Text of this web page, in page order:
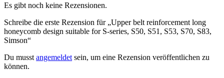
Es gibt noch keine Rezensionen.
Schreibe die erste Rezension für „Upper belt reinforcement long
honeycomb design suitable for S-series, S50, S51, S53, S70, S83,
Simson“
Du musst angemeldet sein, um eine Rezension veröffentlichen zu
können.